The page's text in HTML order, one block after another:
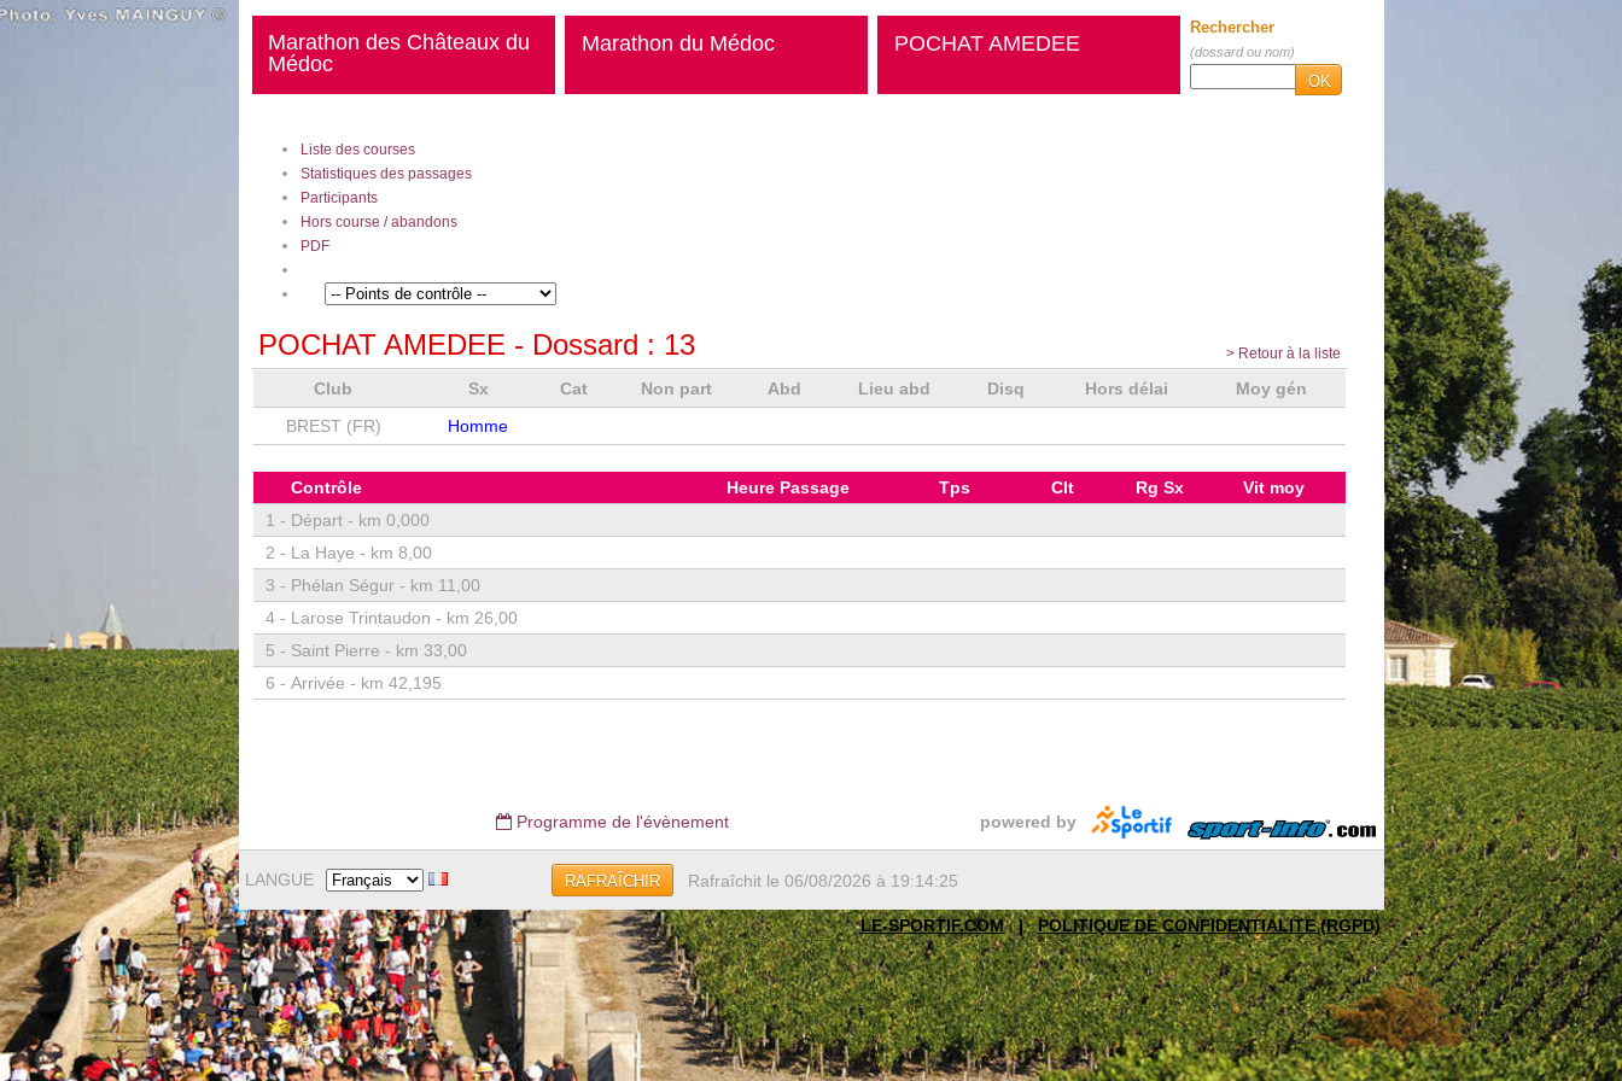
Marathon des Châteaux du
Médoc
Marathon du Médoc POCHAT AMEDEE
Rechercher
(dossard ou nom)
OK
Liste des courses
Statistiques des passages
Participants
Hors course / abandons
PDF
POCHAT AMEDEE - Dossard : 13 > Retour à la liste
Club Sx Cat Non part Abd Lieu abd Disq Hors délai
Moy gén
BREST (FR)
Homme
Contrôle Heure Passage Tps Clt Rg Sx
Vit moy
1 - Départ - km 0,000
2 - La Haye - km 8,00
3 - Phélan Ségur - km 11,00
4 - Larose Trintaudon - km 26,00
5 - Saint Pierre - km 33,00
6 - Arrivée - km 42,195
Programme de l'évènement powered by
LANGUE RAFRAÎCHIR Rafraîchit le 06/08/2026 à 19:14:25
LE-SPORTIF.COM | POLITIQUE DE CONFIDENTIALITE (RGPD)